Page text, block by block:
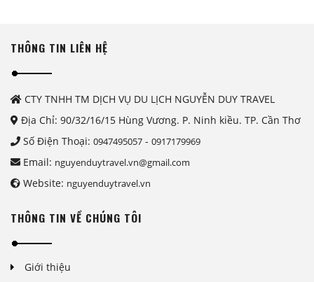
THÔNG TIN LIÊN HỆ
CTY TNHH TM DỊCH VỤ DU LỊCH NGUYỄN DUY TRAVEL
Địa Chỉ: 90/32/16/15 Hùng Vương. P. Ninh kiều. TP. Cần Thơ
Số Điện Thoại: 0947495057 - 0917179969
Email: nguyenduytravel.vn@gmail.com
Website: nguyenduytravel.vn
THÔNG TIN VỀ CHÚNG TÔI
Giới thiệu